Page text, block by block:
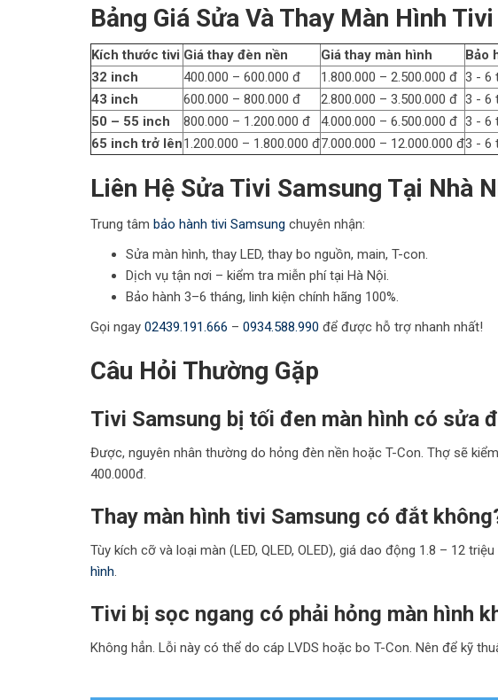
Bảng Giá Sửa Và Thay Màn Hình
Kích thước tivi Giá thay đèn nền Giá thay màn hình
Bảo
32 inch
400.000 – 600.000 đ 1.800.000 – 2.500.000 đ 3 - 6
43 inch
600.000 – 800.000 đ 2.800.000 – 3.500.000 đ 3 - 6
50 – 55 inch
800.000 – 1.200.000 đ 4.000.000 – 6.500.000 đ 3 - 6
65 inch trở lên1.200.000 – 1.800.000 đ7.000.000 – 12.000.000 đ3 - 6
Liên Hệ Sửa Tivi Samsung Tại Nhà
Trung tâm bảo hành tivi Samsung chuyên nhận:
Sửa màn hình, thay LED, thay bo nguồn, main, T-con.
Dịch vụ tận nơi – kiểm tra miễn phí tại Hà Nội.
Bảo hành 3–6 tháng, linh kiện chính hãng 100%.
Gọi ngay 02439.191.666 – 0934.588.990 để được hỗ trợ nhanh nhất!
Câu Hỏi Thường Gặp
Tivi Samsung bị tối đen màn hình có sửa
Được, nguyên nhân thường do hỏng đèn nền hoặc T-Con. Thợ sẽ
400.000đ.
Thay màn hình tivi Samsung có đắt
Tùy kích cỡ và loại màn (LED, QLED, OLED), giá dao động 1.8 – 12
hình.
Tivi bị sọc ngang có phải hỏng màn hình
Không hẳn. Lỗi này có thể do cáp LVDS hoặc bo T-Con. Nên để kỹ